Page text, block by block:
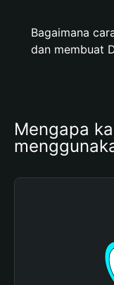
Bagaimana
dan membuat
Mengapa